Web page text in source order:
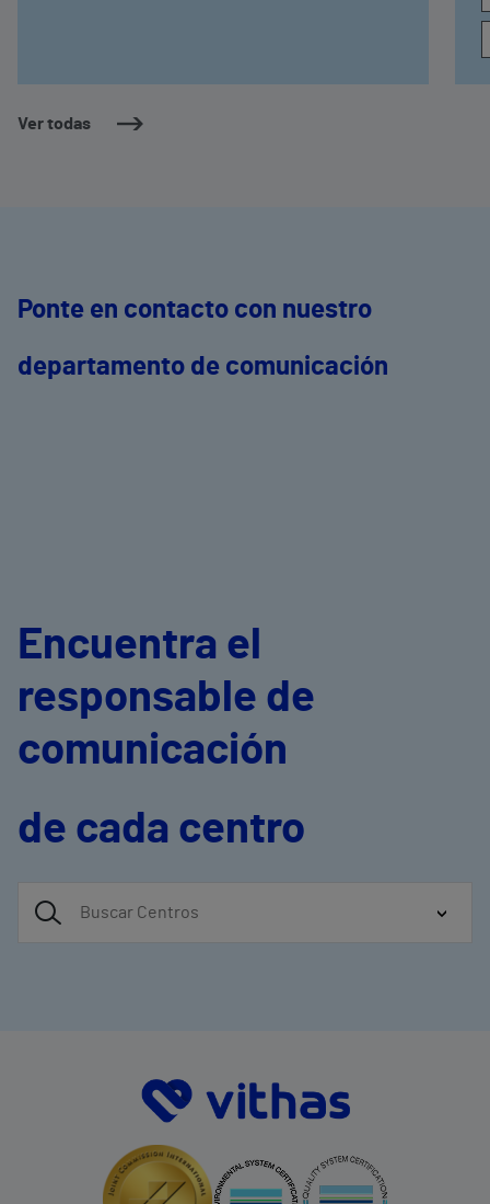
Ver todas
Ponte en contacto con nuestro
departamento de comunicación
Encuentra el
responsable de
comunicación
de cada centro